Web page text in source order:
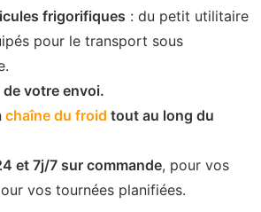
frigorifiques : du petit utilitaire
pour le transport sous
de votre envoi.
chaîne du froid tout au long du
et 7j/7 sur commande, pour vos
vos tournées planifiées.